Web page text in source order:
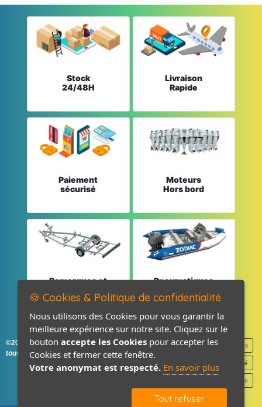
Stock
24/48H
Livraison
Rapide
Paiement
sécurisé
Moteurs
Hors bord
Remorques et
Pneumatiques
©2026-2027 France Accastillage
tous droits réservés
Mentions légales
Politique de confidentialité
Contact / Plan
🍪 Cookies & Politique de confidentialité
Nous utilisons des Cookies pour vous garantir la
meilleure expérience sur notre site. Cliquez sur le
bouton accepte les Cookies pour accepter les
Cookies et fermer cette fenêtre.
Votre anonymat est respecté. En savoir plus
Tout refuser